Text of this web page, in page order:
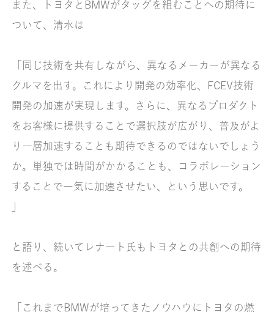
また、トヨタとBMWがタッグを組むことへの期待に
ついて、清水は
「同じ技術を共有しながら、異なるメーカーが異なる
クルマを出す。これにより開発の効率化、FCEV技術
開発の加速が実現します。さらに、異なるプロダクト
をお客様に提供することで選択肢が広がり、普及がよ
り一層加速することも期待できるのではないでしょう
か。単独では時間がかかることも、コラボレーション
することで一気に加速させたい、という思いです。
と語り、続いてレナート氏もトヨタとの共創への期待
を述べる。
「これまでBMWが培ってきたノウハウにトヨタの燃